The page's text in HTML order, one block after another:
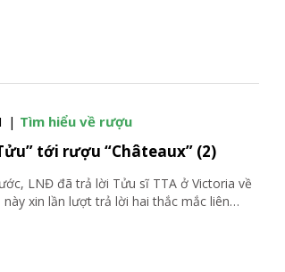
| Tìm hiểu về rượu
tới rượu “Châteaux” (2)
LNĐ đã trả lời Tửu sĩ TTA ở Victoria về
này xin lần lượt trả lời hai thắc mắc liên…